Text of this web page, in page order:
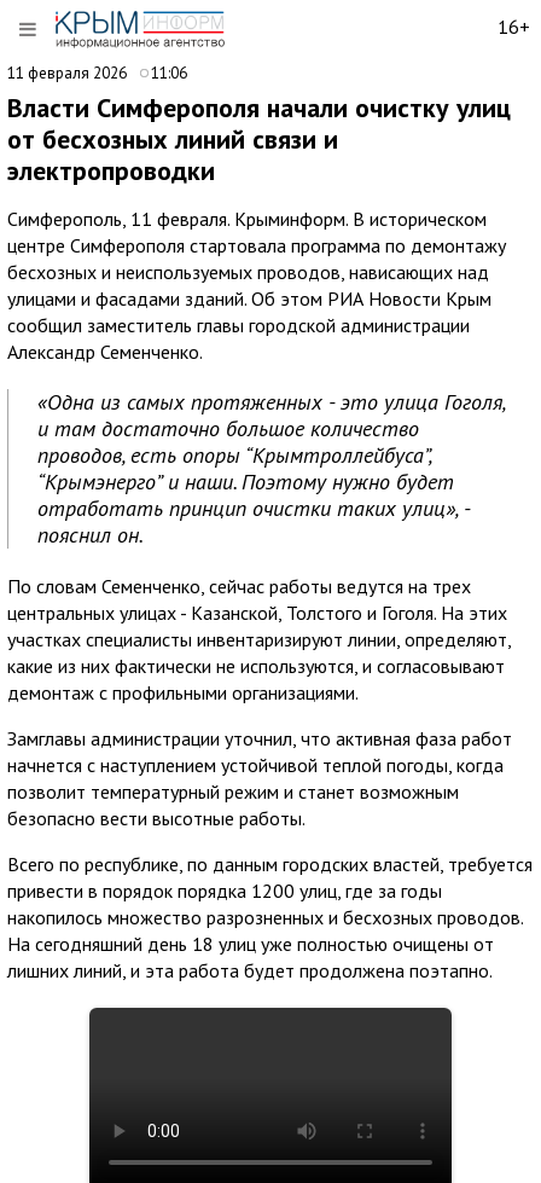
16+
11 февраля 2026 11:06
Власти Симферополя начали очистку улиц
от бесхозных линий связи и
электропроводки
Симферополь, 11 февраля. Крыминформ. В историческом
центре Симферополя стартовала программа по демонтажу
бесхозных и неиспользуемых проводов, нависающих над
улицами и фасадами зданий. Об этом РИА Новости Крым
сообщил заместитель главы городской администрации
Александр Семенченко.
«Одна из самых протяженных - это улица Гоголя,
и там достаточно большое количество
проводов, есть опоры “Крымтроллейбуса”,
“Крымэнерго” и наши. Поэтому нужно будет
отработать принцип очистки таких улиц», -
пояснил он.
По словам Семенченко, сейчас работы ведутся на трех
центральных улицах - Казанской, Толстого и Гоголя. На этих
участках специалисты инвентаризируют линии, определяют,
какие из них фактически не используются, и согласовывают
демонтаж с профильными организациями.
Замглавы администрации уточнил, что активная фаза работ
начнется с наступлением устойчивой теплой погоды, когда
позволит температурный режим и станет возможным
безопасно вести высотные работы.
Всего по республике, по данным городских властей, требуется
привести в порядок порядка 1200 улиц, где за годы
накопилось множество разрозненных и бесхозных проводов.
На сегодняшний день 18 улиц уже полностью очищены от
лишних линий, и эта работа будет продолжена поэтапно.